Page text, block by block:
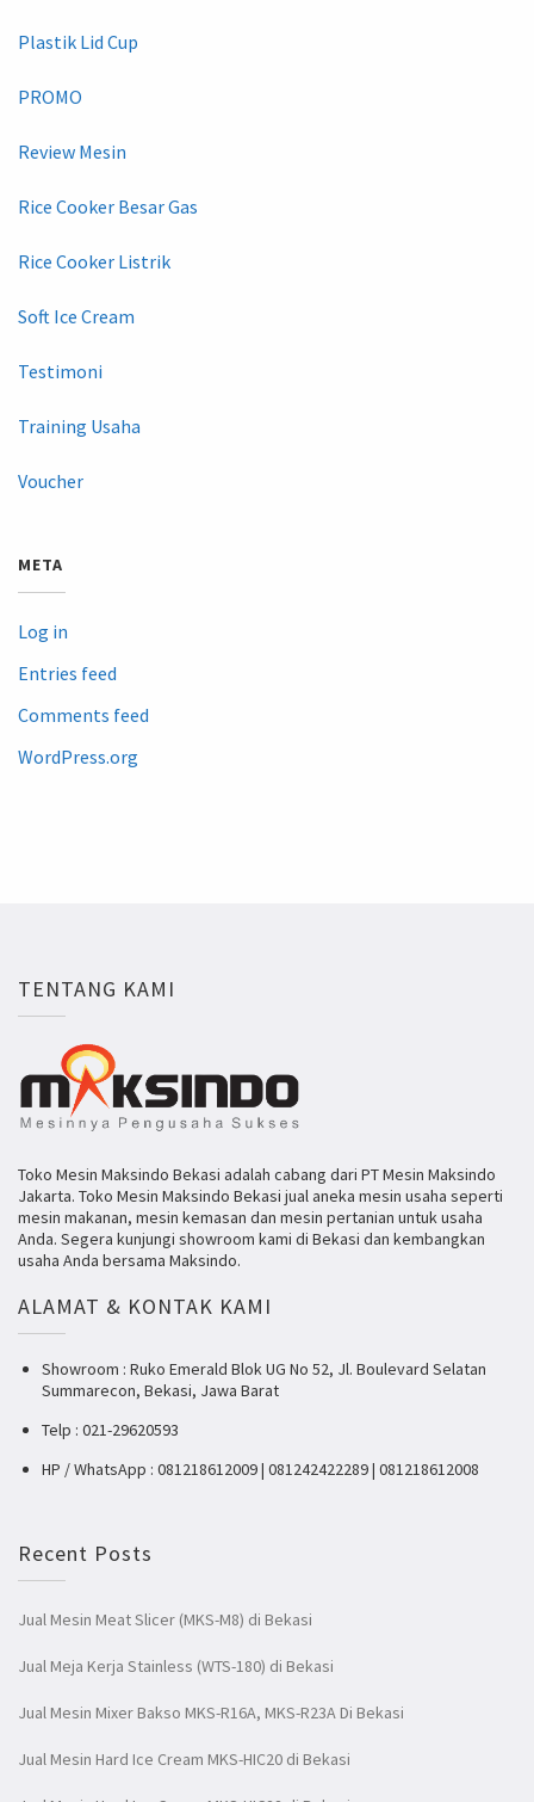
Plastik Lid Cup
PROMO
Review Mesin
Rice Cooker Besar Gas
Rice Cooker Listrik
Soft Ice Cream
Testimoni
Training Usaha
Voucher
META
Log in
Entries feed
Comments feed
WordPress.org
TENTANG KAMI
Toko Mesin Maksindo Bekasi adalah cabang dari PT Mesin Maksindo
Jakarta. Toko Mesin Maksindo Bekasi jual aneka mesin usaha seperti
mesin makanan, mesin kemasan dan mesin pertanian untuk usaha
Anda. Segera kunjungi showroom kami di Bekasi dan kembangkan
usaha Anda bersama Maksindo.
ALAMAT & KONTAK KAMI
Showroom : Ruko Emerald Blok UG No 52, Jl. Boulevard Selatan
Summarecon, Bekasi, Jawa Barat
Telp : 021-29620593
HP / WhatsApp : 081218612009 | 081242422289 | 081218612008
Recent Posts
Jual Mesin Meat Slicer (MKS-M8) di Bekasi
Jual Meja Kerja Stainless (WTS-180) di Bekasi
Jual Mesin Mixer Bakso MKS-R16A, MKS-R23A Di Bekasi
Jual Mesin Hard Ice Cream MKS-HIC20 di Bekasi